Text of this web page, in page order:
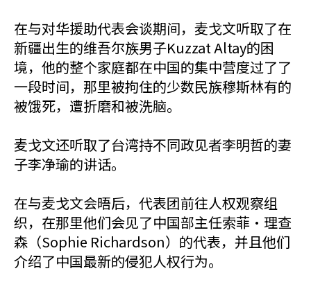
在与对华援助代表会谈期间，麦戈文听取了在
新疆出生的维吾尔族男子Kuzzat Altay的困
境，他的整个家庭都在中国的集中营度过了了
一段时间，那里被拘住的少数民族穆斯林有的
被饿死，遭折磨和被洗脑。
麦戈文还听取了台湾持不同政见者李明哲的妻
子李净瑜的讲话。
在与麦戈文会晤后，代表团前往人权观察组
织，在那里他们会见了中国部主任索菲·理查
森（Sophie Richardson）的代表，并且他们
介绍了中国最新的侵犯人权行为。